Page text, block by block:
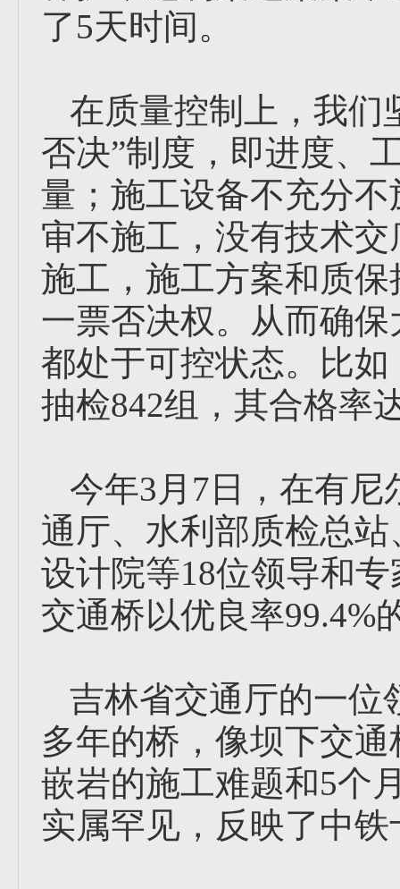
了5天时间。
在质量控制上，我们
否决”制度，即进度、
量；施工设备不充分
审不施工，没有技术
施工，施工方案和质
一票否决权。从而确
都处于可控状态。比
抽检842组，其合格率
今年3月7日，在有
通厅、水利部质检总
设计院等18位领导和
交通桥以优良率99.4%
吉林省交通厅的一位
多年的桥，像坝下交
嵌岩的施工难题和5个
实属罕见，反映了中